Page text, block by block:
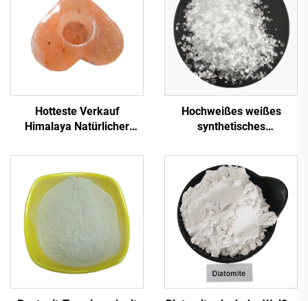
Hotteste Verkauf
Himalaya Natürlicher
Hochwertige Kerzenhalter
Steinsalz Natürliche
Himalaya-Salzlampen
Hochweißes weißes
synthetisches
Glimmer transparente
Glimmerflocken für
Isolationsdekoration
Kunststoffbau